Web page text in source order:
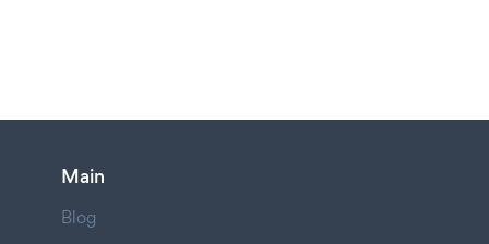
Main
Blog